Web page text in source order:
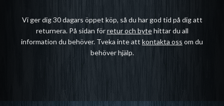
Vi ger dig 30 dagars öppet köp, så du har god tid på dig att
returnera. På sidan förretur och bytehittar du all
information du behöver. Tveka inte att kontakta oss om du
behöver hjälp.